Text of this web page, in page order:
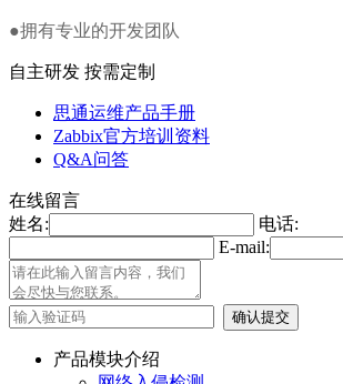
●拥有专业的开发团队
自主研发 按需定制
思通运维产品手册
Zabbix官方培训资料
Q&A问答
在线留言
姓名:
电话:
E-mail:
产品模块介绍